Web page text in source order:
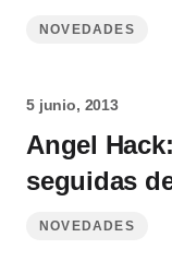
NOVEDADES
5 junio, 2013
Angel
seguidas
NOVEDADES